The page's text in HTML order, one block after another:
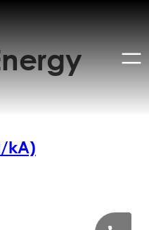
kA)